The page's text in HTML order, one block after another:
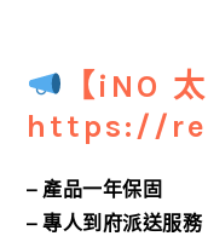
【iNO
https://
– 產品一年保固
– 專人到府派送服務